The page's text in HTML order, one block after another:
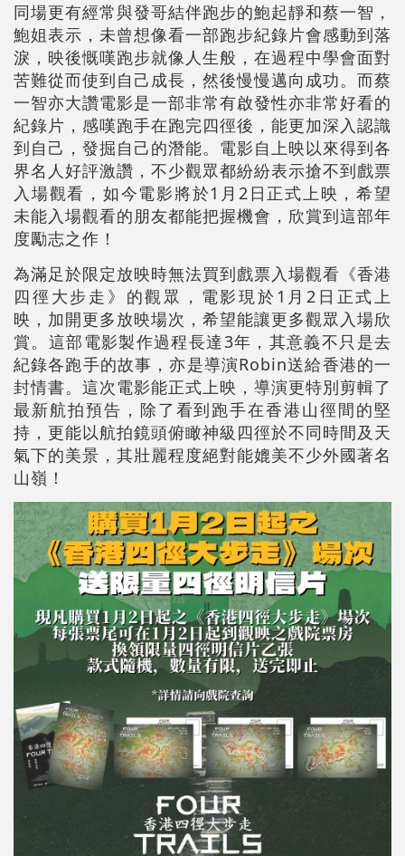
同場更有經常與發哥結伴跑步的鮑起靜和蔡一智，
鮑姐表示，未曾想像看一部跑步紀錄片會感動到落
淚，映後慨嘆跑步就像人生般，在過程中學會面對
苦難從而使到自己成長，然後慢慢邁向成功。而蔡
一智亦大讚電影是一部非常有啟發性亦非常好看的
紀錄片，感嘆跑手在跑完四徑後，能更加深入認識
到自己，發掘自己的潛能。電影自上映以來得到各
界名人好評激讚，不少觀眾都紛紛表示搶不到戲票
入場觀看，如今電影將於1月2日正式上映，希望
未能入場觀看的朋友都能把握機會，欣賞到這部年
度勵志之作！
為滿足於限定放映時無法買到戲票入場觀看《香港
四徑大步走》的觀眾，電影現於1月2日正式上
映，加開更多放映場次，希望能讓更多觀眾入場欣
賞。這部電影製作過程長達3年，其意義不只是去
紀錄各跑手的故事，亦是導演Robin送給香港的一
封情書。這次電影能正式上映，導演更特別剪輯了
最新航拍預告，除了看到跑手在香港山徑間的堅
持，更能以航拍鏡頭俯瞰神級四徑於不同時間及天
氣下的美景，其壯麗程度絕對能媲美不少外國著名
山嶺！